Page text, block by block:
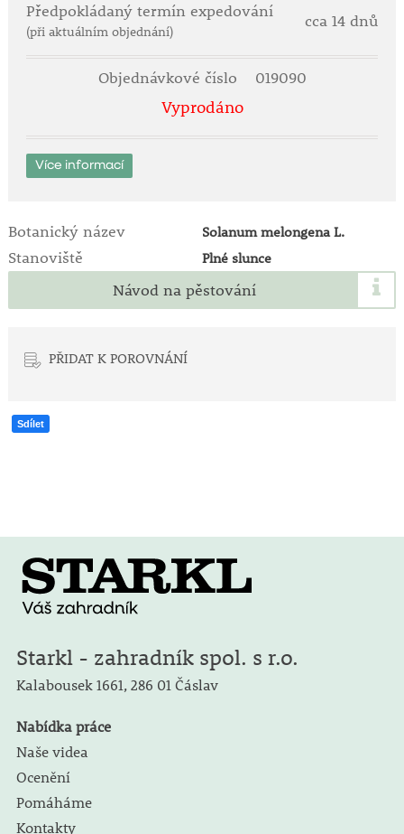
Předpokládaný termín expedování
(při aktuálním objednání)
cca 14 dnů
Objednávkové číslo 019090
Vyprodáno
Více informací
Botanický název Solanum melongena L.
Stanoviště Plné slunce
Návod na pěstování
PŘIDAT K POROVNÁNÍ
Sdílet
Starkl - zahradník spol. s r.o.
Kalabousek 1661, 286 01 Čáslav
Nabídka práce
Naše videa
Ocenění
Pomáháme
Kontakty